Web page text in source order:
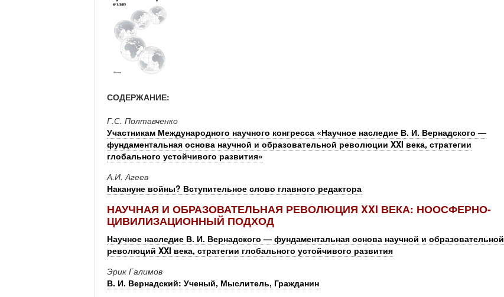
СОДЕРЖАНИЕ:
Г.С. Полтавченко
Участникам Международного научного конгресса «Научное наследие В. И. Вернадского —
фундаментальная основа научной и образовательной революции XXI века, стратегии
глобального устойчивого развития»
А.И. Агеев
Накануне войны? Вступительное слово главного редактора
НАУЧНАЯ И ОБРАЗОВАТЕЛЬНАЯ РЕВОЛЮЦИЯ XXI ВЕКА: НООСФЕРНО-
ЦИВИЛИЗАЦИОННЫЙ ПОДХОД
Научное наследие В. И. Вернадского — фундаментальная основа научной и образовательной
революций XXI века, стратегии глобального устойчивого развития
Эрик Галимов
В. И. Вернадский: Ученый, Мыслитель, Гражданин